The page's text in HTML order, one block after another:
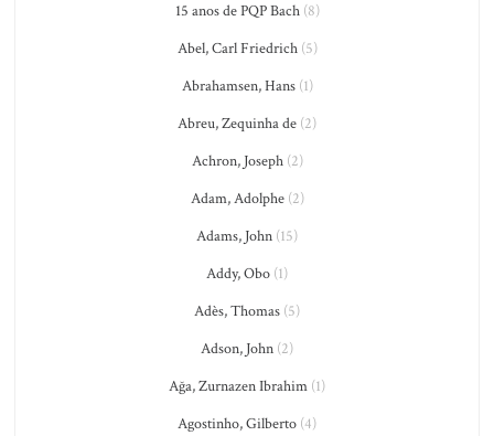
15 anos de PQP Bach(8)
Abel, Carl Friedrich(5)
Abrahamsen, Hans(1)
Abreu, Zequinha de (2)
Achron, Joseph(2)
Adam, Adolphe(2)
Adams, John (15)
Addy, Obo (1)
Adès, Thomas (5)
Adson, John (2)
Ağa, Zurnazen Ibrahim (1)
Agostinho, Gilberto (4)